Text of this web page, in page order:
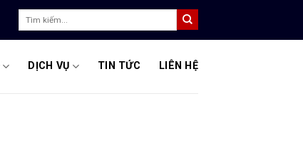
DỊCH VỤ TIN TỨC LIÊN HỆ